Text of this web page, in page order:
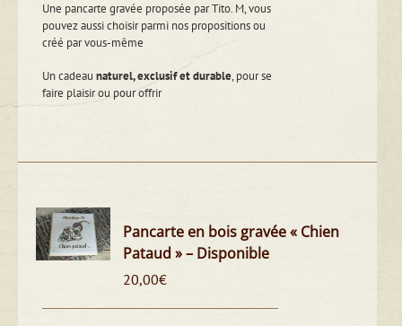
Une pancarte gravée proposée par Tito. M, vous
pouvez aussi choisir parmi nos propositions ou
créé par vous-même
Un cadeaunaturel, exclusif et durable, pour se
faire plaisir ou pour offrir
Pancarte en bois gravée « Chien
Pataud » – Disponible
20,00€